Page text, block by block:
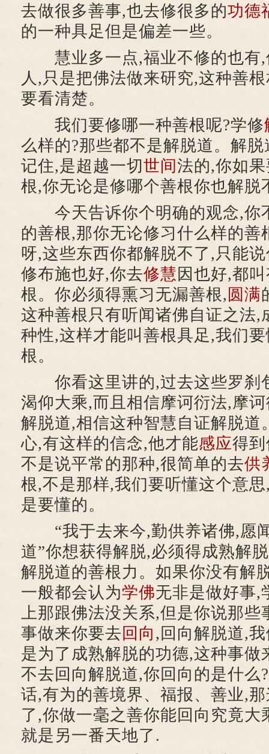
去做很多善事,也去修很多的功德
的一种具足但是偏差一些。
慧业多一点,福业不修的也有,
人,只是把佛法做来研究,这种善
要看清楚。
我们要修哪一种善根呢?学修
么样的?那些都不是解脱道。解
记住,是超越一切世间法的,你如
根,你无论是修哪个善根你也解脱
今天告诉你个明确的观念,你
的善根,那你无论修习什么样的善
呀,这些东西你都解脱不了,只能
修布施也好,你去修慧 因也好,都
根。你必须得熏习无漏善根, 圆满
这种善根只有听闻诸佛自证之法,
种性,这样才能叫善根具足,我们
根。
你看这里讲的,过去这些罗刹
渴仰大乘,而且相信摩诃衍法,摩
解脱道,相信这种智慧自证解脱道
心,有这样的信念,他才能感应得
不是说平常的那种,很简单的去供
根,不是那样,我们要听懂这个意
是要懂的。
“我于去来今,勤供养诸佛,愿
道”你想获得解脱,必须得成熟解
解脱道的善根力。如果你没有解
一般都会认为学佛无非是做好事,
上那跟佛法没关系,但是你说那些
事做来你要去 回向 ,回向解脱道,
是为了成熟解脱的功德,这种事做
不去回向解脱道,你回向的是什么
话,有为的善境界、福报、善业,
了,你做一毫之善你能回向究竟大
就是另一番天地了.